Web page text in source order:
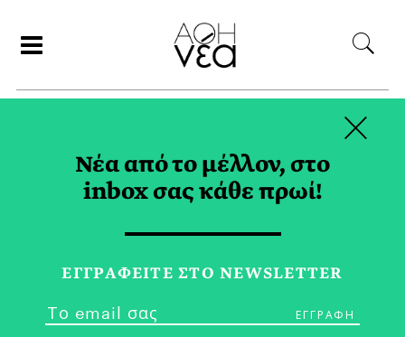
ΚΑΡΟΛΑΙΝ TAG
Νέα από το μέλλον, στο
inbox σας κάθε πρωί!
ΕΓΓPΑΦΕΙΤΕ ΣΤΟ NEWSLETTER
×